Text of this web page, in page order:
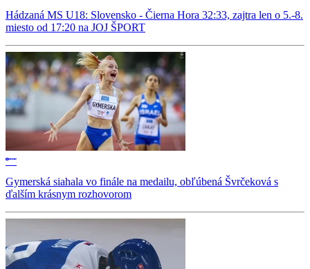
Hádzaná MS U18: Slovensko - Čierna Hora 32:33, zajtra len o 5.-8.
miesto od 17:20 na JOJ ŠPORT
Gymerská siahala vo finále na medailu, obľúbená Švrčeková s
ďalším krásnym rozhovorom